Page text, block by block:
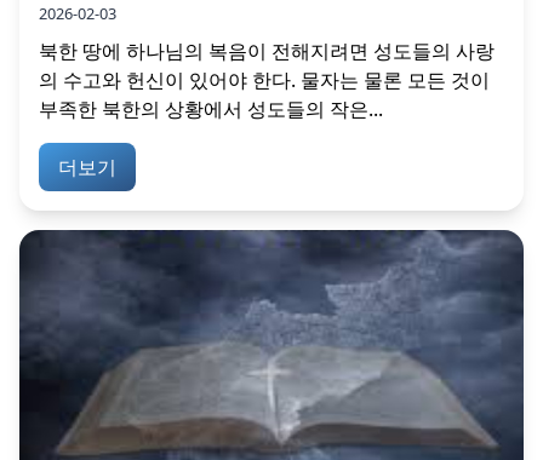
2026-02-03
북한 땅에 하나님의 복음이 전해지려면 성도들의 사랑
의 수고와 헌신이 있어야 한다. 물자는 물론 모든 것이
부족한 북한의 상황에서 성도들의 작은...
더보기